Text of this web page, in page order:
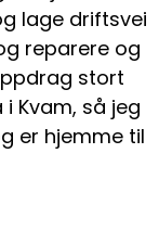
lage driftsvei
reparere og
stort
Kvam, så jeg
er hjemme til